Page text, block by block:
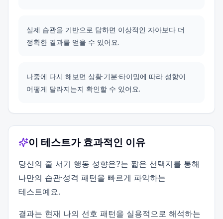
실제 습관을 기반으로 답하면 이상적인 자아보다 더
정확한 결과를 얻을 수 있어요.
나중에 다시 해보면 상황·기분·타이밍에 따라 성향이
어떻게 달라지는지 확인할 수 있어요.
이 테스트가 효과적인 이유
당신의 줄 서기 행동 성향은?는 짧은 선택지를 통해
나만의 습관·성격 패턴을 빠르게 파악하는
테스트예요.
결과는 현재 나의 선호 패턴을 실용적으로 해석하는